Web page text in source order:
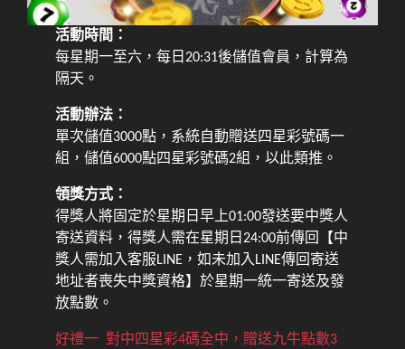
活動時間：
每星期一至六，每日20:31後儲值會員，計算為
隔天。
活動辦法：
單次儲值3000點，系統自動贈送四星彩號碼一
組，儲值6000點四星彩號碼2組，以此類推。
領獎方式：
得獎人將固定於星期日早上01:00發送要中獎人
寄送資料，得獎人需在星期日24:00前傳回【中
獎人需加入客服LINE，如未加入LINE傳回寄送
地址者喪失中獎資格】於星期一統一寄送及發
放點數。
好禮一 對中四星彩4碼全中，贈送九牛點數3